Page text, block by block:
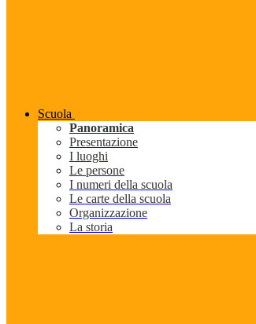
Scuola
Panoramica
Presentazione
I luoghi
Le persone
I numeri della scuola
Le carte della scuola
Organizzazione
La storia